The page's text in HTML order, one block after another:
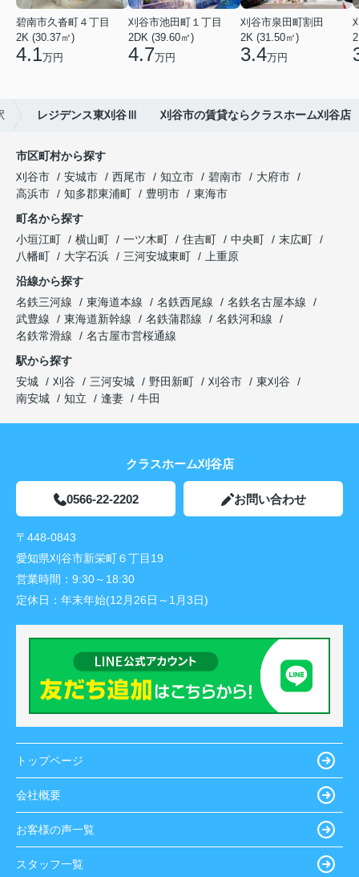
碧南市久沓町４丁目
2K (30.37㎡)
4.1万円
刈谷市池田町１丁目
2DK (39.60㎡)
4.7万円
刈谷市泉田町割田
2K (31.50㎡)
3.4万円
レジデンス東刈谷Ⅲ 刈谷市の賃貸ならクラスホーム刈谷店
市区町村から探す
刈谷市
安城市 西尾市 知立市 碧南市
大府市
高浜市
知多郡東浦町 豊明市
東海市
町名から探す
小垣江町
横山町 一ツ木町 住吉町 中央町
末広町
八幡町
大字石浜 三河安城東町
上重原
沿線から探す
名鉄三河線
東海道本線 名鉄西尾線
名鉄名古屋本線
武豊線
東海道新幹線 名鉄蒲郡線
名鉄河和線
名鉄常滑線
名古屋市営桜通線
駅から探す
安城
刈谷 三河安城 野田新町 刈谷市
東刈谷
南安城
知立 逢妻 牛田
クラスホーム刈谷店
0566-22-2202 お問い合わせ
〒448-0843
愛知県刈谷市新栄町６丁目19
営業時間： 9:30～18:30
定休日： 年末年始(12月26日～1月3日)
トップページ
会社概要
お客様の声一覧
スタッフ一覧